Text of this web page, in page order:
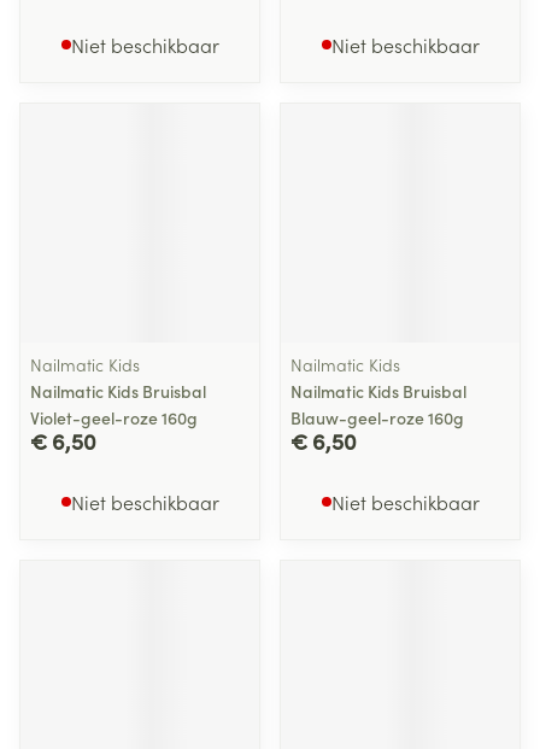
Niet beschikbaar Niet beschikbaar
Nailmatic Kids
Nailmatic Kids Bruisbal
Violet-geel-roze 160g
€ 6,50
Niet beschikbaar
Nailmatic Kids
Nailmatic Kids Bruisbal
Blauw-geel-roze 160g
€ 6,50
Niet beschikbaar